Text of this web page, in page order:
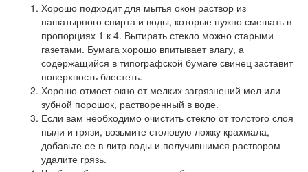
Хорошо подходит для мытья окон раствор из
нашатырного спирта и воды, которые нужно смешать в
пропорциях 1 к 4. Вытирать стекло можно старыми
газетами. Бумага хорошо впитывает влагу, а
содержащийся в типографской бумаге свинец заставит
поверхность блестеть.
Хорошо отмоет окно от мелких загрязнений мел или
зубной порошок, растворенный в воде.
Если вам необходимо очистить стекло от толстого слоя
пыли и грязи, возьмите столовую ложку крахмала,
добавьте ее в литр воды и получившимся раствором
удалите грязь.